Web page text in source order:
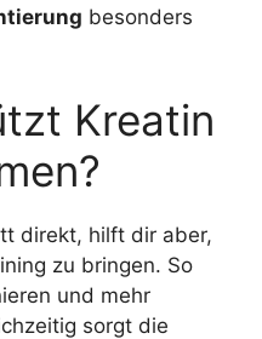
besonders
Kreatin
direkt, hilft dir aber,
zu bringen. So
und mehr
sorgt die